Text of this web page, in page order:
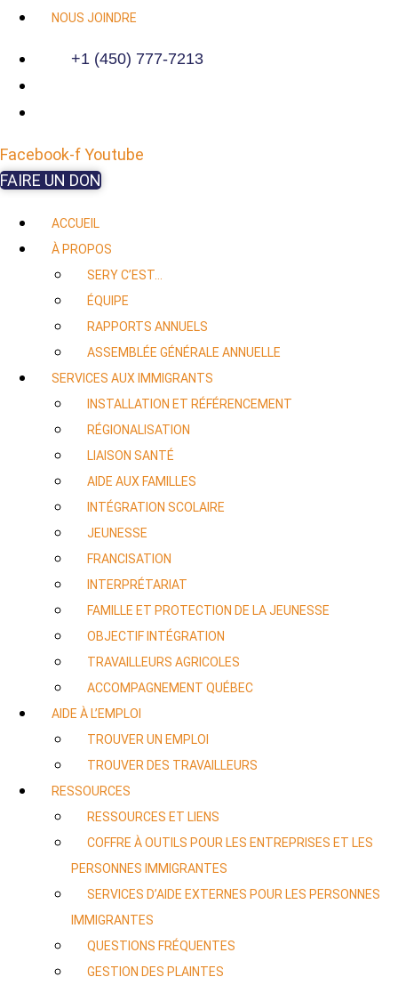
NOUS JOINDRE
+1 (450) 777-7213
Facebook-fYoutube
FAIRE UN DON
ACCUEIL
À PROPOS
SERY C’EST…
ÉQUIPE
RAPPORTS ANNUELS
ASSEMBLÉE GÉNÉRALE ANNUELLE
SERVICES AUX IMMIGRANTS
INSTALLATION ET RÉFÉRENCEMENT
RÉGIONALISATION
LIAISON SANTÉ
AIDE AUX FAMILLES
INTÉGRATION SCOLAIRE
JEUNESSE
FRANCISATION
INTERPRÉTARIAT
FAMILLE ET PROTECTION DE LA JEUNESSE
OBJECTIF INTÉGRATION
TRAVAILLEURS AGRICOLES
ACCOMPAGNEMENT QUÉBEC
AIDE À L’EMPLOI
TROUVER UN EMPLOI
TROUVER DES TRAVAILLEURS
RESSOURCES
RESSOURCES ET LIENS
COFFRE À OUTILS POUR LES ENTREPRISES ET LES
PERSONNES IMMIGRANTES
SERVICES D’AIDE EXTERNES POUR LES PERSONNES
IMMIGRANTES
QUESTIONS FRÉQUENTES
GESTION DES PLAINTES